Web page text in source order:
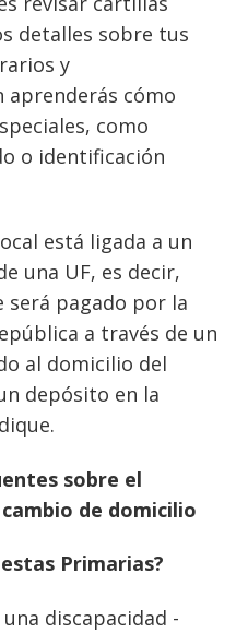
detalles sobre tus
y
aprenderás cómo
como
o identificación
está ligada a un
una UF, es decir,
será pagado por la
a través de un
al domicilio del
depósito en la
sobre el
de domicilio
Primarias?
discapacidad -